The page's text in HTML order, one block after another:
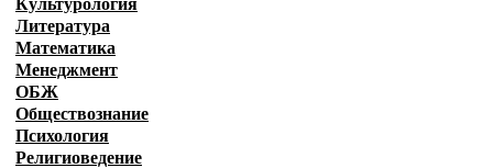
Культурология
Литература
Математика
Менеджмент
ОБЖ
Обществознание
Психология
Религиоведение